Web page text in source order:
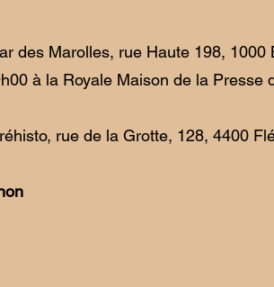
des Marolles, rue Haute 198, 1000
à la Royale Maison de la
rue de la Grotte, 128, 4400